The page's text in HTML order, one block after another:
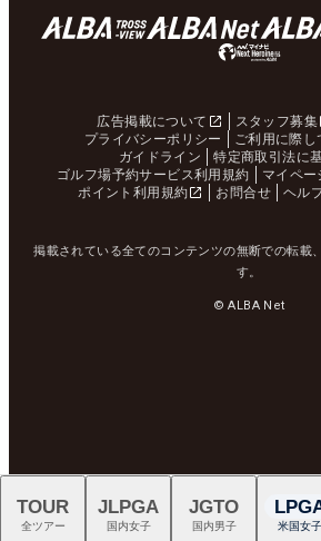
広告掲載について スタッフ募集
プライバシーポリシー
ご利用に際し
ガイドライン
特定商取引法に
ゴルフ場予約サービス利用規約
マイペ
ポイント利用規約
お問合せ ヘル
掲載されている全てのコンテンツの無断での転載
す。
© ALBA Net
TOUR
全ツアー
JLPGA
国内女子
JGTO
国内男子 米国女子